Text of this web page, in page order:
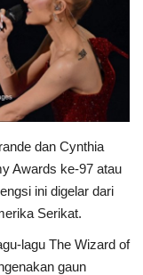
dan Cynthia
Awards ke-97 atau
ini digelar dari
Serikat.
lagu The Wizard of
gaun